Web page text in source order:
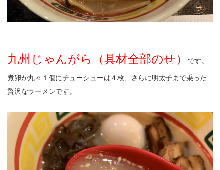
九州じゃんがら（具材全部のせ） です。
煮卵が丸々１個にチューシューは４枚、さらに明太子まで乗った
贅沢なラーメンです。